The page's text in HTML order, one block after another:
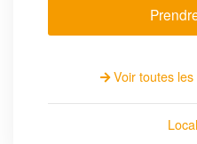
Voir toutes les